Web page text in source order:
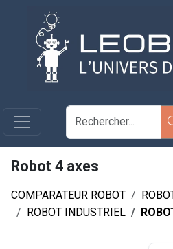
Aller au contenu principal
Robot 4 axes
COMPARATEUR ROBOT
ROBOT INDUSTRIEL
Panneau de gestion des cookies